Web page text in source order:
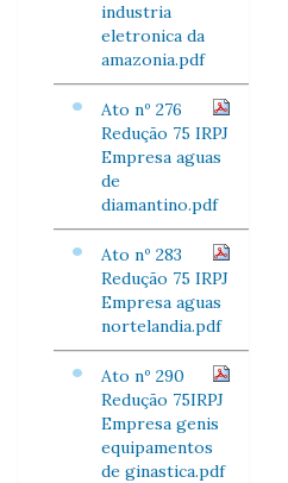
industria
eletronica da
amazonia.pdf
Ato nº 276
Redução 75 IRPJ
Empresa aguas
de
diamantino.pdf
Ato nº 283
Redução 75 IRPJ
Empresa aguas
nortelandia.pdf
Ato nº 290
Redução 75IRPJ
Empresa genis
equipamentos
de ginastica.pdf